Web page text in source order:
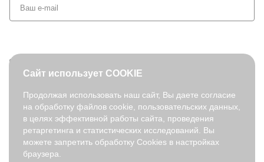
© 2026. fabretti.ru. Все права защищены
На информационном ресурсе применяются
рекомендательные
технологии .
Все ресурсы сайта fabretti.ru, включая (но не ограничиваясь)
Сайт использует COOKIE
Продолжая использовать наш сайт, Вы даете согласие
на обработку файлов cookie, пользовательских данных,
в целях эффективной работы сайта, проведения
ретаргетинга и статистических исследований. Вы
можете запретить обработку Cookies в настройках
браузера.